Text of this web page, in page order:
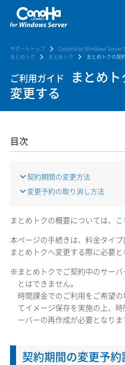
サポートトップ ConoHa for Windows Server
まとめトク
まとめトク まとめトクの契
ご利用ガイド
まとめ
変更する
目次
契約期間の変更方法
変更予約の取り消し方法
まとめトクの概要については、
本ページの手続きは、料金タイ
まとめトクへ変更する際に必要と
※まとめトクでご契約中のサー
とはできません。
時間課金でのご利用をご希望
てイメージ保存を実施の上、
ーバーの再作成が必要となりま
契約期間の変更予